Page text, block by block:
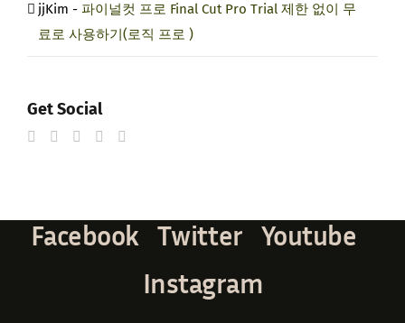
jjKim - 파이널컷 프로 Final Cut Pro Trial 제한 없이 무
료로 사용하기(로직 프로 )
Get Social
Facebook Twitter Youtube
Instagram